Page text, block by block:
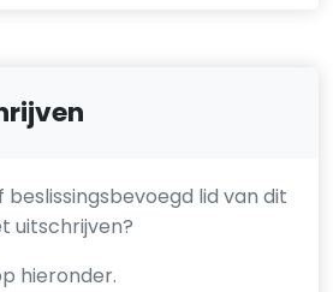
beslissingsbevoegd lid van dit
uitschrijven?
hieronder.